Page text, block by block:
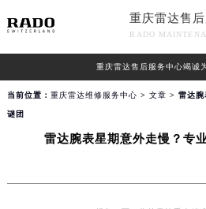
重庆雷达售
RADO
重庆雷达售后服务中心竭诚
当前位置： 重庆雷达维修服务中心 > 文章 > 雷达腕
谜团
雷达腕表星期意外走慢？专